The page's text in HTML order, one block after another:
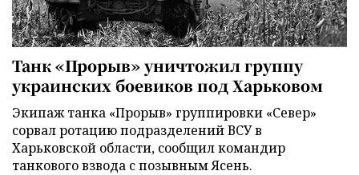
Танк «Прорыв» уничтожил группу
украинских боевиков под Харьковом
Экипаж танка «Прорыв» группировки «Север»
сорвал ротацию подразделений ВСУ в
Харьковской области, сообщил командир
танкового взвода с позывным Ясень.